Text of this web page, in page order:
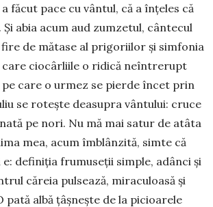
făcut pace cu vântul, că a înțeles că
abia acum aud zumzetul, cântecul
de mătase al prigoriilor și sim­fonia
care ciocârliile o ridică neîn­trerupt
care o urmez se pierde încet prin
se rotește deasupra vântului: cruce
pe nori. Nu mă mai satur de atâ­ta
mea, acum îmblânzită, simte că
e: definiția frumuseții sim­ple, adânci și
căreia pulsează, miraculoasă și
pată albă țâș­nește de la picioarele